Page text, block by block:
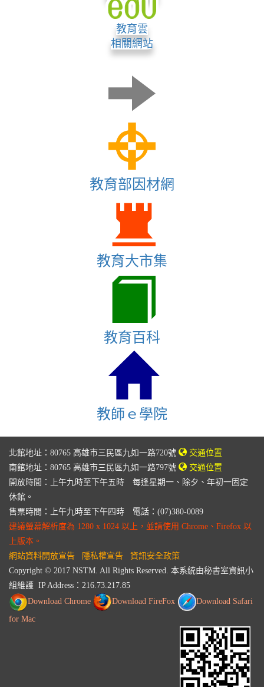
教育雲
相關網站
教育部因材網
教育大市集
教育百科
教師ｅ學院
北館地址：80765 高雄市三民區九如一路720號
交通位置
南館地址：80765 高雄市三民區九如一路797號
交通位置
開放時間：上午九時至下午五時 每逢星期一、除夕、年初一固定
休館。
售票時間：上午九時至下午四時 電話：(07)380-0089
建議螢幕解析度為 1280 x 1024 以上，並請使用 Chrome、Firefox 以
上版本。
網站資料開放宣告
隱私權宣告
資訊安全政策
Copyright © 2017 NSTM. All Rights Reserved. 本系統由秘書室資訊小
組維護 IP Address： 216.73.217.85
Download Chrome
Download FireFox
Download Safari
for Mac